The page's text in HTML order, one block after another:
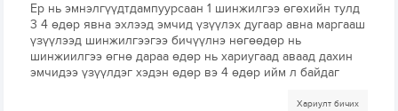
Ер нь эмнэлгүүдтдампуурсаан 1 шинжилгээ өгөхийн тулд
3 4 өдөр явна эхлээд эмчид үзүүлэх дугаар авна маргааш
үзүүлээд шинжилгээгээ бичүүлнэ нөгөөдөр нь
шинжиилгээ өгнө дараа өдөр нь хариугаад аваад дахин
эмчидээ үзүүлдэг хэдэн өдөр вэ 4 өдөр ийм л байдаг
Хариулт бичих